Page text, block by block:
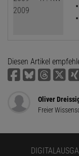
Diesen Artikel
Oliver
Freier